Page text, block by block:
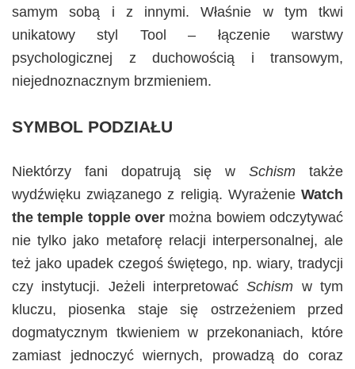
samym sobą i z innymi. Właśnie w tym tkwi
unikatowy styl Tool – łączenie warstwy
psychologicznej z duchowością i transowym,
niejednoznacznym brzmieniem.
SYMBOL PODZIAŁU
Niektórzy fani dopatrują się wSchism także
wydźwięku związanego z religią. Wyrażenie Watch
the temple topple over można bowiem odczytywać
nie tylko jako metaforę relacji interpersonalnej, ale
też jako upadek czegoś świętego, np. wiary, tradycji
czy instytucji. Jeżeli interpretowaćSchism w tym
kluczu, piosenka staje się ostrzeżeniem przed
dogmatycznym tkwieniem w przekonaniach, które
zamiast jednoczyć wiernych, prowadzą do coraz